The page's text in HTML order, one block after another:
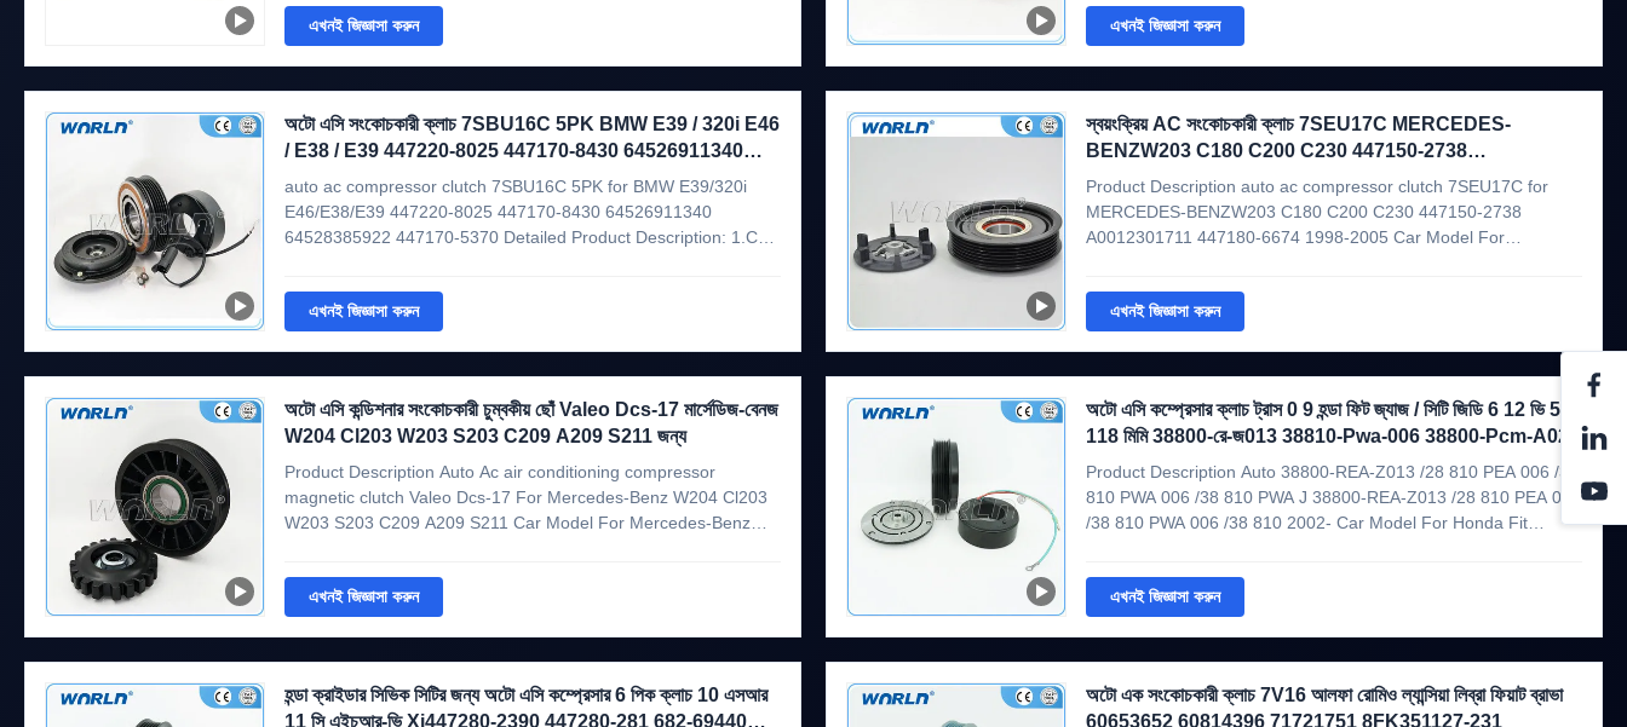
you need assistance to make ...
এখনই জিজ্ঞাসা করুন
below: The Clutch is ...
এখনই জিজ্ঞাসা করুন
অটো এসি সংকোচকারী ক্লাচ 7SBU16C 5PK BMW E39 / 320i E46
/ E38 / E39 447220-8025 447170-8430 64526911340
64528385922 447170-5370
auto ac compressor clutch 7SBU16C 5PK for BMW E39/320i
E46/E38/E39 447220-8025 447170-8430 64526911340
64528385922 447170-5370 Detailed Product Description: 1.Car
7SBU16C 3.Weixing Item: WXCL0048 4.Voltage: 12V 5.Grooves:
5PK 6.Pulley Diameter: ...
এখনই জিজ্ঞাসা করুন
স্বয়ংক্রিয় AC সংকোচকারী ক্লাচ 7SEU17C MERCEDES-
BENZW203 C180 C200 C230 447150-2738
A0012301711 447180-6674 1998-2005 জন্য
Product Description auto ac compressor clutch 7SEU17C for
MERCEDES-BENZW203 C180 C200 C230 447150-2738
A0012301711 447180-6674 1998-2005 Car Model For
W209 W215 W220 CL500 S430 S55 Compressor Model
7SEU17C Weixing item WXCL0068 Voltage 12V Grooves 6PK ...
এখনই জিজ্ঞাসা করুন
অটো এসি কন্ডিশনার সংকোচকারী চুম্বকীয় ছোঁ Valeo Dcs-17 মার্সেডিজ-বেনজ
W204 Cl203 W203 S203 C209 A209 S211 জন্য
Product Description Auto Ac air conditioning compressor
magnetic clutch Valeo Dcs-17 For Mercedes-Benz W204 Cl203
W203 S203 C209 A209 S211 Car Model For Mercedes-Benz
Compressor Model VALEO DCS-17 Weixing item WXCL0112
Voltage 12V Grooves 7PK OEM number ...
এখনই জিজ্ঞাসা করুন
অটো এসি কম্প্রেসার ক্লাচ ট্রাস 0 9 হন্ডা ফিট জ্যাজ / সিটি জিডি 6 12 ভি 5 পি
118 মিমি 38800-রে-জ013 38810-Pwa-006 38800-Pcm-A02
Product Description Auto 38800-REA-Z013 /28 810 PEA 006 /38
810 PWA 006 /38 810 PWA J 38800-REA-Z013 /28 810 PEA 006
/38 810 PWA 006 /38 810 2002- Car Model For Honda Fit
item WXCL0114 Voltage 12V Grooves 5PK OEM number
638800-REA-Z013/28 810 ...
এখনই জিজ্ঞাসা করুন
হন্ডা ক্রাইডার সিভিক সিটির জন্য অটো এসি কম্প্রেসার 6 পিক ক্লাচ 10 এসআর
11 সি এইচআর-ভি Xi447280-2390 447280-281 682-69440
অটো এক সংকোচকারী ক্লাচ 7V16 আলফা রোমিও ল্যান্সিয়া লিব্রা ফিয়াট ব্রাভা
60653652 60814396 71721751 8FK351127-231